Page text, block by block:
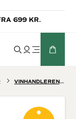
699 KR.
VINHANDLERENS SOMMERKASSE